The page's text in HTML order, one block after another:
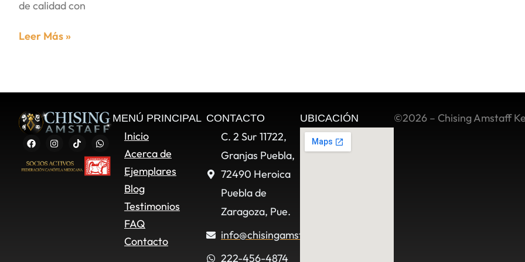
de calidad con
Leer Más »
MENÚ PRINCIPAL
Inicio
Acerca de
Ejemplares
Blog
Testimonios
FAQ
Contacto
CONTACTO
C. 2 Sur 11722,
Granjas Puebla,
72490 Heroica
Puebla de
Zaragoza, Pue.
info@chisingamstaff.com
222-456-4874
UBICACIÓN ©2026 – Chising Amstaff